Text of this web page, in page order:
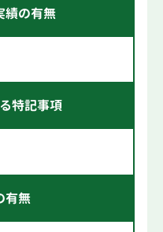
績の有無
特記事項
有無